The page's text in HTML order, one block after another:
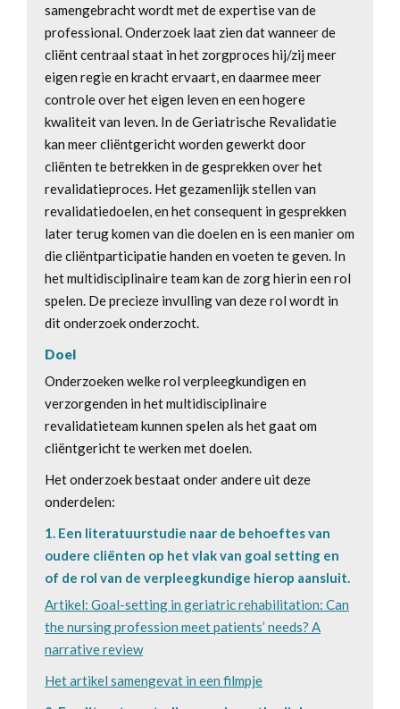
samengebracht wordt met de expertise van de
professional. Onderzoek laat zien dat wanneer de
cliënt centraal staat in het zorgproces hij/zij meer
eigen regie en kracht ervaart, en daarmee meer
controle over het eigen leven en een hogere
kwaliteit van leven. In de Geriatrische Revalidatie
kan meer cliëntgericht worden gewerkt door
cliënten te betrekken in de gesprekken over het
revalidatieproces. Het gezamenlijk stellen van
revalidatiedoelen, en het consequent in gesprekken
later terug komen van die doelen en is een manier om
die cliëntparticipatie handen en voeten te geven. In
het multidisciplinaire team kan de zorg hierin een rol
spelen. De precieze invulling van deze rol wordt in
dit onderzoek onderzocht.
Doel
Onderzoeken welke rol verpleegkundigen en
verzorgenden in het multidisciplinaire
revalidatieteam kunnen spelen als het gaat om
cliëntgericht te werken met doelen.
Het onderzoek bestaat onder andere uit deze
onderdelen:
1. Een literatuurstudie naar de behoeftes van
oudere cliënten op het vlak van goal setting en
of de rol van de verpleegkundige hierop aansluit.
Artikel: Goal-setting in geriatric rehabilitation: Can
the nursing profession meet patients’ needs? A
narrative review
Het artikel samengevat in een filmpje